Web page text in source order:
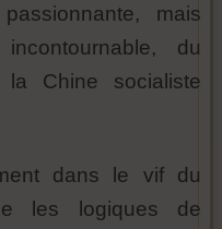
mais
du
la Chine socialiste
dans le vif du
les logiques de